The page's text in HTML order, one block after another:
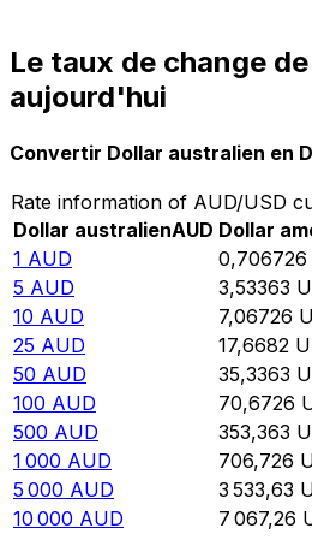
Le taux de change
aujourd'hui
Convertir Dollar australien en
Rate information of AUD/USD
Dollar australienAUD Dollar
1 AUD 0,706726
5 AUD 3,53363
10 AUD 7,06726
25 AUD 17,6682
50 AUD 35,3363
100 AUD 70,6726
500 AUD 353,363
1 000 AUD 706,726
5 000 AUD 3 533,63
10 000 AUD 7 067,26